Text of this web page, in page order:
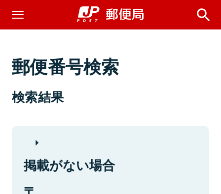
郵便番号検索
検索結果
掲載がない場合